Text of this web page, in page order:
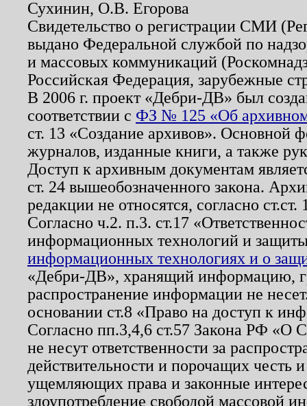
Сухинин, О.В. Егорова
Свидетельство о регистрации СМИ
выдано Федеральной службой по
и массовых коммуникаций
Российская Федерация, зарубежные
В 2006 г. проект «Дебри-ДВ» был
соответствии с ФЗ № 125 «Об
ст. 13 «Создание архивов». Основной
журналов, изданные книги, а также
Доступ к архивным документам
ст. 24 вышеобозначенного закона.
редакции не относятся, согласно
Согласно ч.2. п.3. ст.17
информационных технологий и
информационных технологиях и о
«Дебри-ДВ», хранящий информацию,
распространение информации не
основании ст.8 «Право на доступ к
Согласно пп.3,4,6 ст.57 Закона РФ «О
не несут ответственности за
действительности и порочащих честь
ущемляющих права и законные
злоупотребление свободой массовой